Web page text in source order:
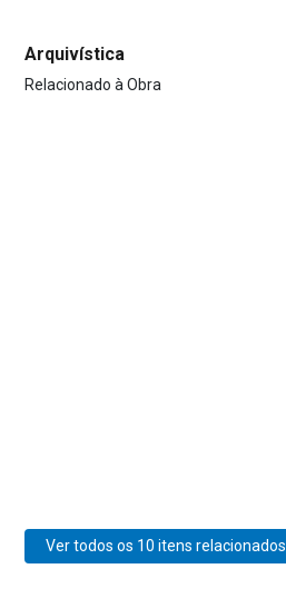
Arquivística
Relacionado à Obra
Ver todos os 10 itens relacionados